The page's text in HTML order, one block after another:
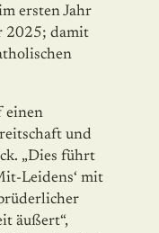
ersten Jahr
2025; damit
einen
und
„Dies führt
Leidens‘ mit
äußert“,